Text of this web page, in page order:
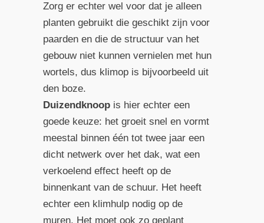
Zorg er echter wel voor dat je alleen
planten gebruikt die geschikt zijn voor
paarden en die de structuur van het
gebouw niet kunnen vernielen met hun
wortels, dus klimop is bijvoorbeeld uit
den boze.
Duizendknoopis hier echter een
goede keuze: het groeit snel en vormt
meestal binnen één tot twee jaar een
dicht netwerk over het dak, wat een
verkoelend effect heeft op de
binnenkant van de schuur. Het heeft
echter een klimhulp nodig op de
muren. Het moet ook zo geplant